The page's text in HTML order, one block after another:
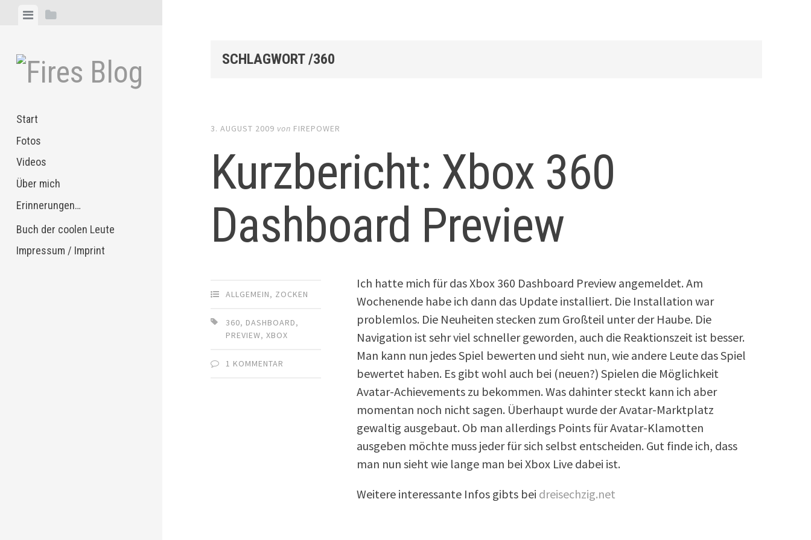
MenüSeitenleiste
Start
Fotos
Videos
Über mich
Erinnerungen…
Buch der coolen Leute
Impressum / Imprint
SCHLAGWORT /360
3. AUGUST 2009 von FIREPOWER
Kurzbericht: Xbox 360
Dashboard Preview
ALLGEMEIN, ZOCKEN
360, DASHBOARD,
PREVIEW,XBOX
1 KOMMENTAR
Ich hatte mich für das Xbox 360 Dashboard Preview angemeldet. Am
Wochenende habe ich dann das Update installiert. Die Installation war
problemlos. Die Neuheiten stecken zum Großteil unter der Haube. Die
Navigation ist sehr viel schneller geworden, auch die Reaktionszeit ist besser.
Man kann nun jedes Spiel bewerten und sieht nun, wie andere Leute das Spiel
bewertet haben. Es gibt wohl auch bei (neuen?) Spielen die Möglichkeit
Avatar-Achievements zu bekommen. Was dahinter steckt kann ich aber
momentan noch nicht sagen. Überhaupt wurde der Avatar-Marktplatz
gewaltig ausgebaut. Ob man allerdings Points für Avatar-Klamotten
ausgeben möchte muss jeder für sich selbst entscheiden. Gut finde ich, dass
man nun sieht wie lange man bei Xbox Live dabei ist.
Weitere interessante Infos gibts bei dreisechzig.net